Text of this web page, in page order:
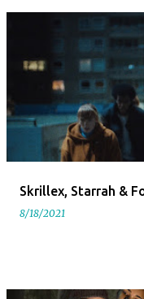
Skrillex, Starrah &
8/18/2021